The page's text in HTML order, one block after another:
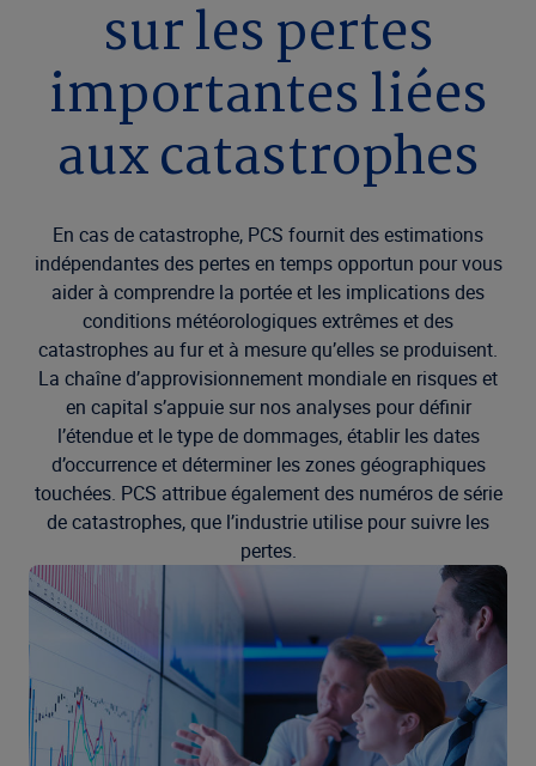
sur les pertes
importantes liées
aux catastrophes
En cas de catastrophe, PCS fournit des estimations
indépendantes des pertes en temps opportun pour vous
aider à comprendre la portée et les implications des
conditions météorologiques extrêmes et des
catastrophes au fur et à mesure qu’elles se produisent.
La chaîne d’approvisionnement mondiale en risques et
en capital s’appuie sur nos analyses pour définir
l’étendue et le type de dommages, établir les dates
d’occurrence et déterminer les zones géographiques
touchées. PCS attribue également des numéros de série
de catastrophes, que l’industrie utilise pour suivre les
pertes.